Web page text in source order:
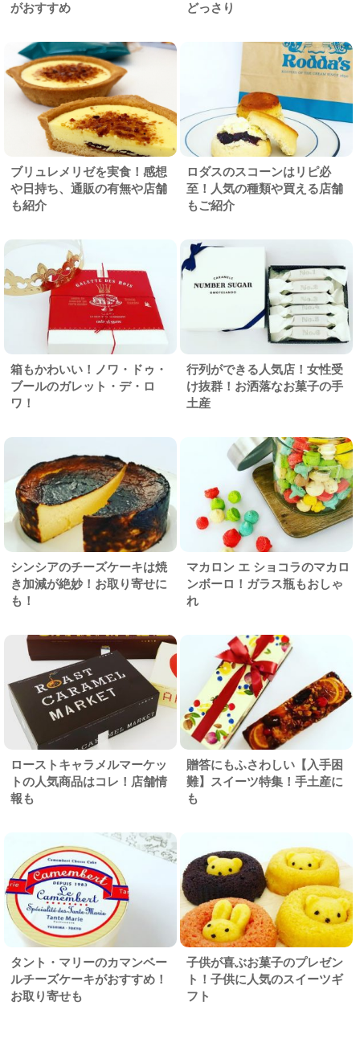
がおすすめ
どっさり
ブリュレメリゼを実食！感想
や日持ち、通販の有無や店舗
も紹介
ロダスのスコーンはリピ必
至！人気の種類や買える店舗
もご紹介
箱もかわいい！ノワ・ドゥ・
ブールのガレット・デ・ロ
ワ！
行列ができる人気店！女性受
け抜群！お洒落なお菓子の手
土産
シンシアのチーズケーキは焼
き加減が絶妙！お取り寄せに
も！
マカロン エ ショコラのマカロ
ンボーロ！ガラス瓶もおしゃ
れ
ローストキャラメルマーケッ
トの人気商品はコレ！店舗情
報も
贈答にもふさわしい【入手困
難】スイーツ特集！手土産に
も
タント・マリーのカマンベー
ルチーズケーキがおすすめ！
お取り寄せも
子供が喜ぶお菓子のプレゼン
ト！子供に人気のスイーツギ
フト